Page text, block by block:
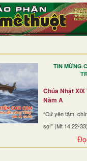
TIN MỪNG
Chúa Nhật
Năm A
“Cứ yên tâm,
sợ!” (Mt 14,22-33)